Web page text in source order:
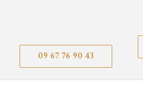
09 67 76 90 43